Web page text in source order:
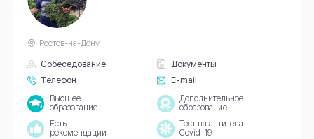
Собеседование
Документы
Телефон
E-mail
Ростов-на-Дону
Высшее
образование
Дополнительное
образование
Есть
рекомендации
Тест на антитела
Covid-19